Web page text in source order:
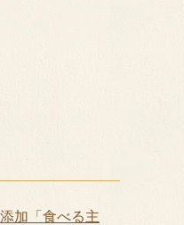
加「食べる主